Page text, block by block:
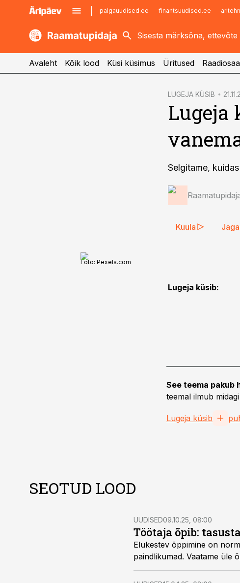
palgauudised.ee finantsuudised.ee
kaubandus.ee
kinnisvarauudised.ee
imelineajalugu.ee
Avaleht Kõik lood Küsi küsimus Üritused
LUGEJA KÜSIB
Lugeja
Selgitame,
Kuula Jaga
Foto: Pexels.com
Lugeja küsib:
See teema pakub
teemal ilmub
Lugeja küsib
SEOTUD LOOD
UUDISED09.10.25, 08:00
Töötaja õpib:
Elukestev õppimine on
paindlikumad. Vaatame üle